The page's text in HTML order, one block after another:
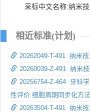
采标中文名称:纳米
相近标准(计划)
20262049-T-491 纳米
20260039-Z-491 纳米
20256754-Z-464 牙科
性评价 细胞周期同步化方法
20263504-T-491 纳米